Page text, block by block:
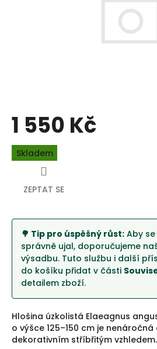
1 550 Kč
Měrná
cena:
Skladem
🌳 Tip pro úspěšný růst: Aby
správně ujal, doporučujeme
výsadbu. Tuto službu i další
do košíku přidat v části
detailem zboží.
Hlošina úzkolistá Elaeagnus
o výšce 125–150 cm je nenáročná
dekorativním stříbřitým vzhledem.
ZEPTAT SE